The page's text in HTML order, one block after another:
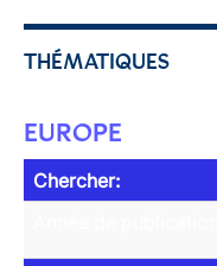
THÉMATIQUES
EUROPE
Chercher: